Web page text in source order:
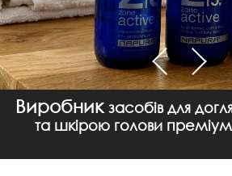
Виробник засобів для
та шкірою голови преміум-